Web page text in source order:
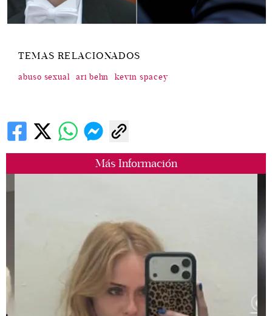
Más Información
TEMAS RELACIONADOS
abuso sexual ari behn kevin spacey